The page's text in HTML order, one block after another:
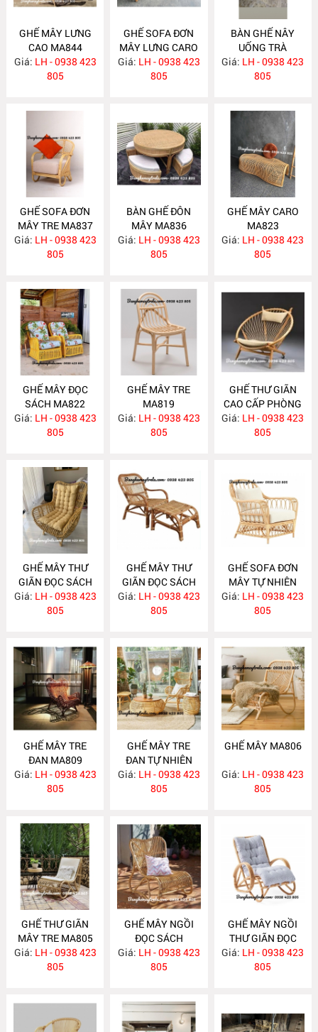
GHẾ MÂY LƯNG
CAO MA844
Giá: LH - 0938 423
805
GHẾ SOFA ĐƠN
MÂY LƯNG CARO
MA843
Giá: LH - 0938 423
805
BÀN GHẾ NÂY
UỐNG TRÀ
PHÒNG NGỦ
MA838
Giá: LH - 0938 423
805
GHẾ SOFA ĐƠN
MÂY TRE MA837
Giá: LH - 0938 423
805
BÀN GHẾ ĐÔN
MÂY MA836
Giá: LH - 0938 423
805
GHẾ MÂY CARO
MA823
Giá: LH - 0938 423
805
GHẾ MÂY ĐỌC
SÁCH MA822
Giá: LH - 0938 423
805
GHẾ MÂY TRE
MA819
Giá: LH - 0938 423
805
GHẾ THƯ GIÃN
CAO CẤP PHÒNG
KHÁCH MA818
Giá: LH - 0938 423
805
GHẾ MÂY THƯ
GIÃN ĐỌC SÁCH
BẰNG MÂY
MA816
Giá: LH - 0938 423
805
GHẾ MÂY THƯ
GIÃN ĐỌC SÁCH
KÈM GÁC CHÂN
MA815
Giá: LH - 0938 423
805
GHẾ SOFA ĐƠN
MÂY TỰ NHIÊN
MA810
Giá: LH - 0938 423
805
GHẾ MÂY TRE
ĐAN MA809
Giá: LH - 0938 423
805
GHẾ MÂY TRE
ĐAN TỰ NHIÊN
MA808
Giá: LH - 0938 423
805
GHẾ MÂY MA806
Giá: LH - 0938 423
805
GHẾ THƯ GIÃN
MÂY TRE MA805
Giá: LH - 0938 423
805
GHẾ MÂY NGỒI
ĐỌC SÁCH
PHÒNG NGỦ
MA804
Giá: LH - 0938 423
805
GHẾ MÂY NGỒI
THƯ GIÃN ĐỌC
SÁCH MA803
Giá: LH - 0938 423
805